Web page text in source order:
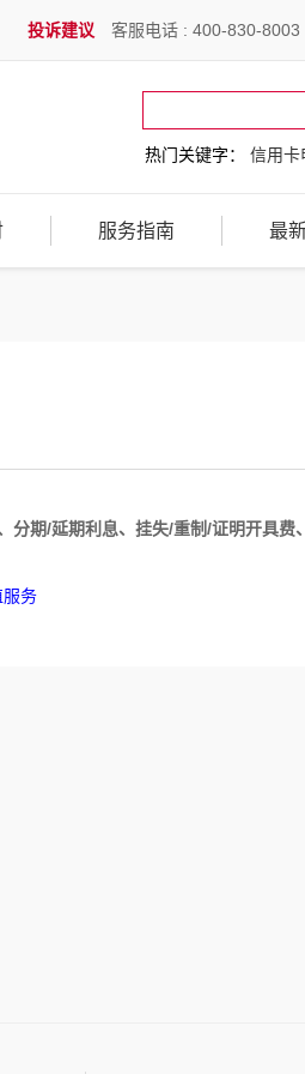
投诉建议 客服电话 : 400-830-
热门关键字： 信用卡
服务指南 最
分期/延期利息、挂失/重制/证明开具费
服务